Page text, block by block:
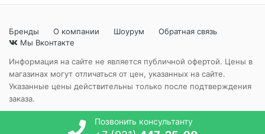
Бренды О компании Шоурум
Обратная связь
Мы Вконтакте
Информация на сайте не является публичной офертой. Цены в
магазинах могут отличаться от цен, указанных на сайте.
Указанные цены действительны только после подтверждения
заказа.
Позвонить консультанту